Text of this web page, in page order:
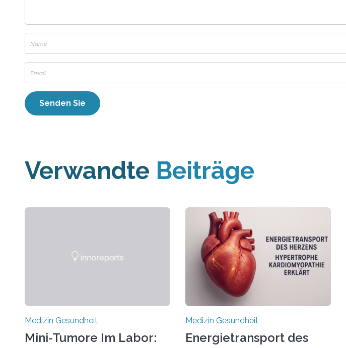
Verwandte Beiträge
Medizin Gesundheit
Mini-Tumore Im Labor:
Medizin Gesundheit
Energietransport des